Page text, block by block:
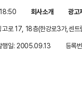
회사소개 광고
로 17, 18층(한강로3가,센트
행일: 2005.09.13 등록